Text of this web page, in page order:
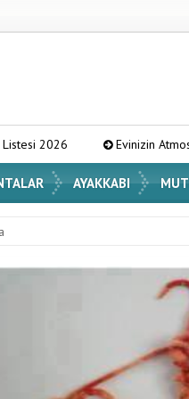
Atmosferini Değiştirecek
AYAKKABI